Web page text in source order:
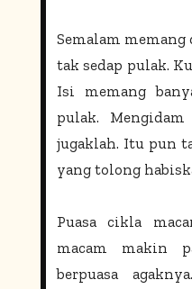
Semalam memang
tak sedap pulak.
Isi memang
pulak.
jugaklah. Itu pun
yang tolong
Puasa cikla
macam makin
berpuasa